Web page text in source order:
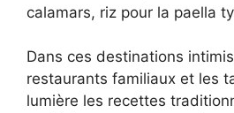
calamars, riz pour la paella
Dans ces destinations
restaurants familiaux et les
lumière les recettes